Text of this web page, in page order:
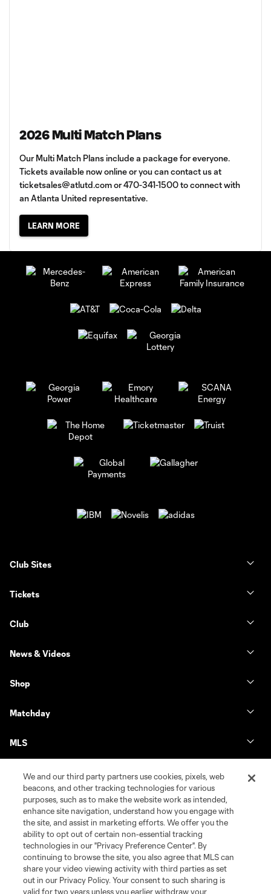
2026 Multi Match Plans
Our Multi Match Plans include a package for everyone.
Tickets available now online or you can contact us at
ticketsales@atlutd.comor 470-341-1500 to connect with
an Atlanta United representative.
LEARN MORE
Club Sites
Tickets
Club
News & Videos
Shop
Matchday
MLS
Terms of Service
Privacy Policy
Do Not Sell or Share My Personal Information
Cookies Settings
We and our third party partners use cookies, pixels, web
beacons, and other tracking technologies for various
purposes, such as to make the website work as intended,
enhance site navigation, understand how you engage with
the site, and assist in marketing efforts. We offer you the
ability to opt out of certain non-essential tracking
technologies in our "Privacy Preference Center". By
continuing to browse the site, you also agree that MLS can
share your video viewing activity with third parties as set
out in our Privacy Policy. Your consent to such sharing is
valid for two years unless you earlier withdraw your